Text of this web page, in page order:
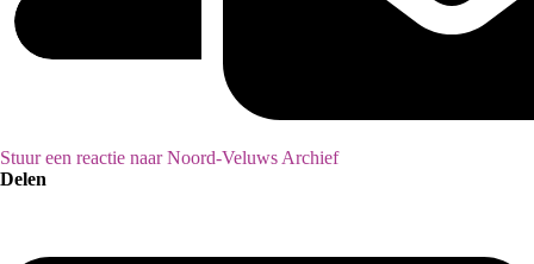
Stuur een reactie naar Noord-Veluws Archief
Delen